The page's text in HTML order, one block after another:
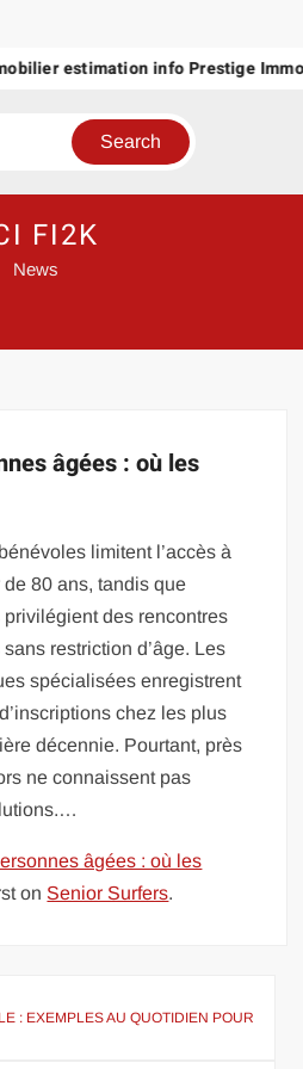
estimation info Prestige
FI2K
News
âgées : où les
limitent l’accès à
80 ans, tandis que
privilégient des rencontres
restriction d’âge. Les
spécialisées enregistrent
chez les plus
décennie. Pourtant, près
ne connaissent pas
âgées : où les
on Senior Surfers.
: EXEMPLES AU QUOTIDIEN POUR